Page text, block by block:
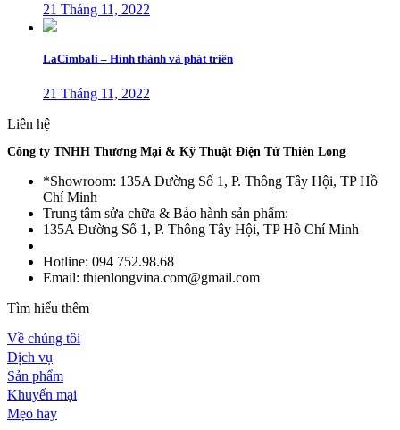
21 Tháng 11, 2022
LaCimbali – Hình thành và phát triển
21 Tháng 11, 2022
Liên hệ
Công ty TNHH Thương Mại & Kỹ Thuật Điện Tử Thiên Long
*Showroom: 135A Đường Số 1, P. Thông Tây Hội, TP Hồ
Chí Minh
Trung tâm sửa chữa & Bảo hành sản phẩm:
135A Đường Số 1, P. Thông Tây Hội, TP Hồ Chí Minh
Hotline: 094 752.98.68
Email: thienlongvina.com@gmail.com
Tìm hiểu thêm
Về chúng tôi
Dịch vụ
Sản phẩm
Khuyến mại
Mẹo hay